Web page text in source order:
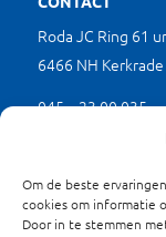
Om de beste
cookies om informatie
Door in te stemmen
Roda JC Ring 61
6466 NH Kerkrade
045 – 23 00 035
(werkdagen